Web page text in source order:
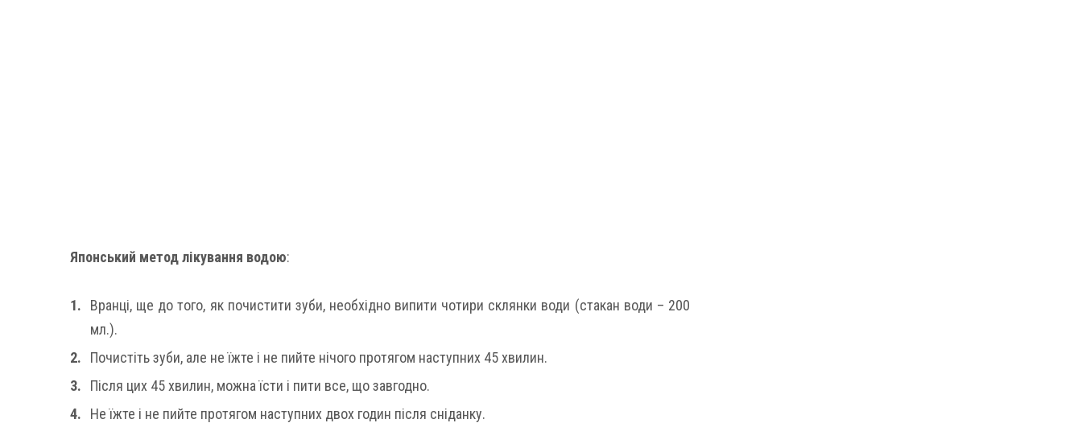
Японський метод лікування водою:
Вранці, ще до того, як почистити зуби, необхідно випити чотири склянки води (стакан води – 200
мл.).
Почистіть зуби, але не їжте і не пийте нічого протягом наступних 45 хвилин.
Після цих 45 хвилин, можна їсти і пити все, що завгодно.
Не їжте і не пийте протягом наступних двох годин після сніданку.